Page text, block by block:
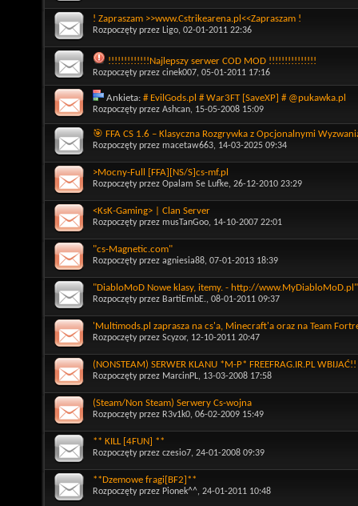
! Zapraszam >>www.Cstrikearena.pl<<Zapraszam !
Rozpoczęty przez Ligo, 02-01-2011 22:36
!!!!!!!!!!!!!Najlepszy serwer COD MOD !!!!!!!!!!!!!!!
Rozpoczęty przez cinek007, 05-01-2011 17:16
Ankieta: # EvilGods.pl # War3FT [SaveXP] # @pukawka.pl
Rozpoczęty przez Ashcan, 15-05-2008 15:09
🎯 FFA CS 1.6 – Klasyczna Rozgrywka z Opcjonalnymi
Rozpoczęty przez macetaw663, 14-03-2025 09:34
>Mocny-Full [FFA][NS/S]cs-mf.pl
Rozpoczęty przez Opalam Se Lufke, 26-12-2010 23:29
<KsK-Gaming> | Clan Server
Rozpoczęty przez musTanGoo, 14-10-2007 22:01
"cs-Magnetic.com"
Rozpoczęty przez agniesia88, 07-01-2013 18:39
"DiabloMoD Nowe klasy, itemy. - http://www.MyDiabloMoD.pl"
Rozpoczęty przez BartiEmbE., 08-01-2011 09:37
'Multimods.pl zaprasza na cs'a, Minecraft'a oraz na Team
Rozpoczęty przez Scyzor, 12-10-2011 20:47
(NONSTEAM) SERWER KLANU *M-P* FREEFRAG.IR.PL WBIJAĆ!!
Rozpoczęty przez MarcinPL, 13-03-2008 17:58
(Steam/Non Steam) Serwery Cs-wojna
Rozpoczęty przez R3v1k0, 06-02-2009 15:49
** KILL [4FUN] **
Rozpoczęty przez czesio7, 24-01-2008 09:39
**Dzemowe fragi[BF2]**
Rozpoczęty przez Pionek^^, 24-01-2011 10:48